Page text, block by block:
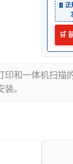
🧾
🛒
印和一体机扫描
。